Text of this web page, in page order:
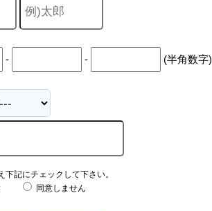
- - (半角数字)
記にチェックして下さい。
同意しません